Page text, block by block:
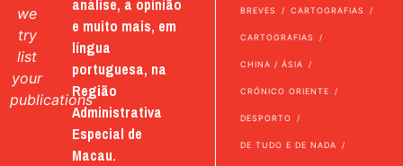
we
try
list
your
publications
análise, a opinião
e muito mais, em
língua
portuguesa, na
Região
Administrativa
Especial de
Macau.
BREVES CARTOGRAFIAS
CARTOGRAFIAS
CHINA / ÁSIA
CRÓNICO ORIENTE
DESPORTO
DE TUDO E DE NADA